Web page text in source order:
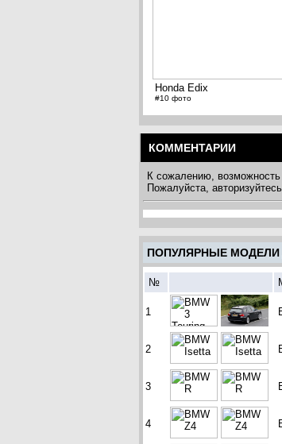
Honda Edix
#10 фото
КОММЕНТАРИИ
К сожалению, возможность
Пожалуйста,
ПОПУЛЯРНЫЕ МОДЕЛИ
№
1
2
3
4